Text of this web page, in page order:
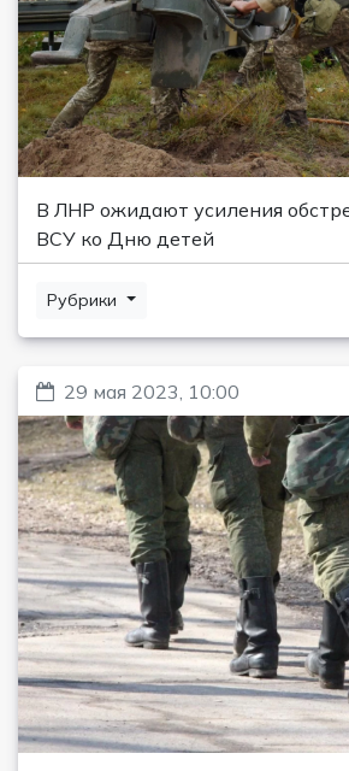
В ЛНР ожидают усиления
ВСУ ко Дню детей
Рубрики
29 мая 2023, 10:00